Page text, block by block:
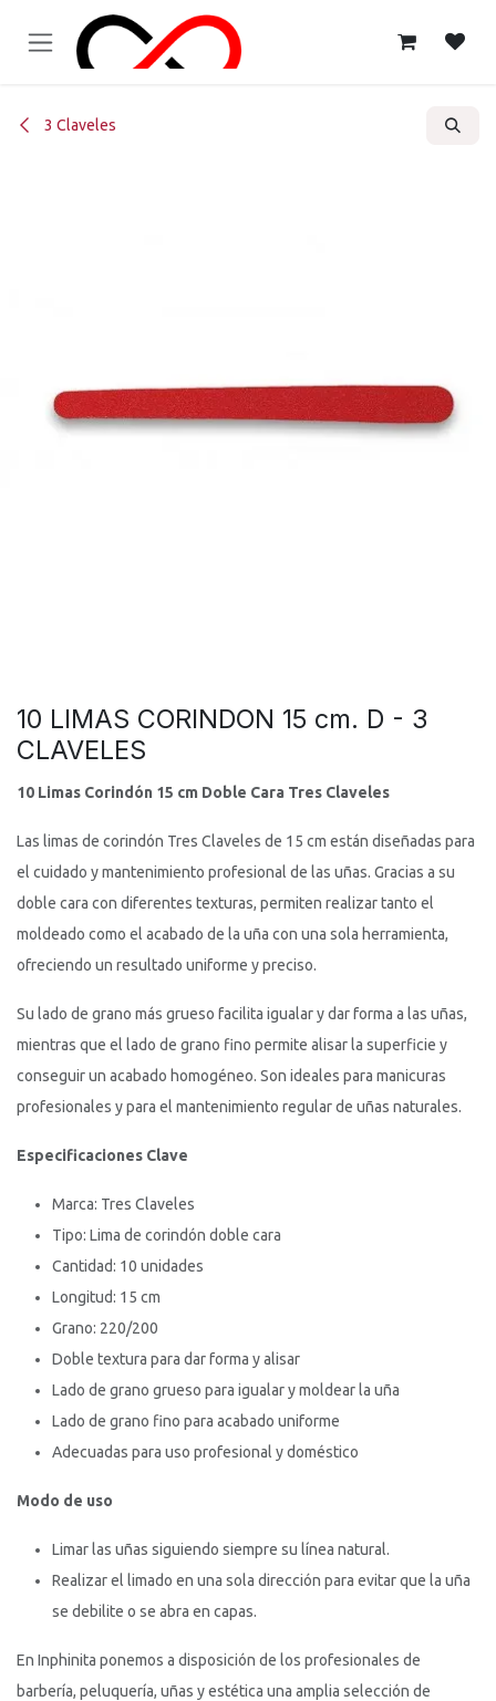
3 Claveles
10 LIMAS CORINDON 15 cm. D - 3
CLAVELES
10 Limas Corindón 15 cm Doble Cara Tres Claveles
Las limas de corindón Tres Claveles de 15 cm están diseñadas para
el cuidado y mantenimiento profesional de las uñas. Gracias a su
doble cara con diferentes texturas, permiten realizar tanto el
moldeado como el acabado de la uña con una sola herramienta,
ofreciendo un resultado uniforme y preciso.
Su lado de grano más grueso facilita igualar y dar forma a las uñas,
mientras que el lado de grano fino permite alisar la superficie y
conseguir un acabado homogéneo. Son ideales para manicuras
profesionales y para el mantenimiento regular de uñas naturales.
Especificaciones Clave
Marca: Tres Claveles
Tipo: Lima de corindón doble cara
Cantidad: 10 unidades
Longitud: 15 cm
Grano: 220/200
Doble textura para dar forma y alisar
Lado de grano grueso para igualar y moldear la uña
Lado de grano fino para acabado uniforme
Adecuadas para uso profesional y doméstico
Modo de uso
Limar las uñas siguiendo siempre su línea natural.
Realizar el limado en una sola dirección para evitar que la uña
se debilite o se abra en capas.
En Inphinita ponemos a disposición de los profesionales de
barbería, peluquería, uñas y estética una amplia selección de